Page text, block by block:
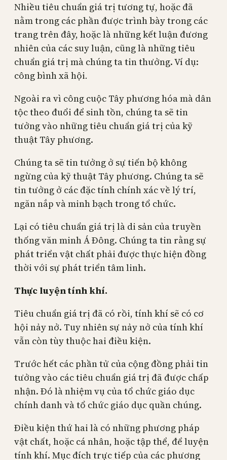
Nhiều tiêu chuẩn giá trị tương tự, hoặc đã
nằm trong các phần được trình bày trong các
trang trên đây, hoặc là những kết luận đương
nhiên của các suy luận, cũng là những tiêu
chuẩn giá trị mà chúng ta tin thưởng. Ví dụ:
công bình xã hội.
Ngoài ra vì công cuộc Tây phương hóa mà dân
tộc theo đuổi để sinh tồn, chúng ta sẽ tin
tưởng vào những tiêu chuẩn giá trị của kỹ
thuật Tây phương.
Chúng ta sẽ tin tưởng ở sự tiến bộ không
ngừng của kỹ thuật Tây phương. Chúng ta sẽ
tin tưởng ở các đặc tính chính xác về lý trí,
ngăn nắp và minh bạch trong tổ chức.
Lại có tiêu chuẩn giá trị là di sản của truyền
thống văn minh Á Đông. Chúng ta tin rằng sự
phát triển vật chất phải được thực hiện đồng
thời với sự phát triển tâm linh.
Thực luyện tính khí.
Tiêu chuẩn giá trị đã có rồi, tính khí sẽ có cơ
hội nảy nở. Tuy nhiên sự nảy nở của tính khí
vẫn còn tùy thuộc hai điều kiện.
Trước hết các phần tử của cộng đồng phải tin
tưởng vào các tiêu chuẩn giá trị đã được chấp
nhận. Đó là nhiệm vụ của tổ chức giáo dục
chính danh và tổ chức giáo dục quần chúng.
Điều kiện thứ hai là có những phương pháp
vật chất, hoặc cá nhân, hoặc tập thể, để luyện
tính khí. Mục đích trực tiếp của các phương